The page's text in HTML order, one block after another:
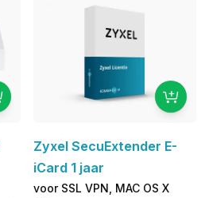
Zyxel SecuExtender E-
iCard 1 jaar
voor SSL VPN, MAC OS X